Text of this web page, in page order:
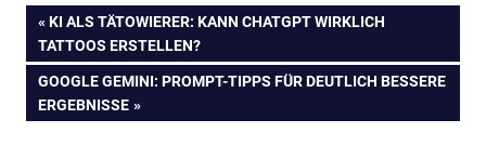
Beitragsnavigation
VORHERIGER
BEITRAG:
KI ALS TÄTOWIERER: KANN CHATGPT WIRKLICH
TATTOOS ERSTELLEN?
NÄCHSTER
BEITRAG:
GOOGLE GEMINI: PROMPT-TIPPS FÜR DEUTLICH BESSERE
ERGEBNISSE